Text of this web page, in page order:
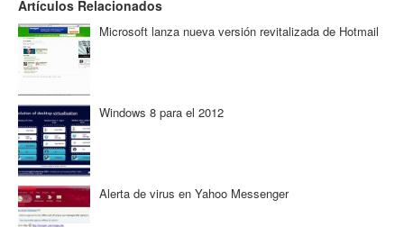
Artículos Relacionados
Microsoft lanza nueva versión revitalizada de Hotmail
Windows 8 para el 2012
Alerta de virus en Yahoo Messenger